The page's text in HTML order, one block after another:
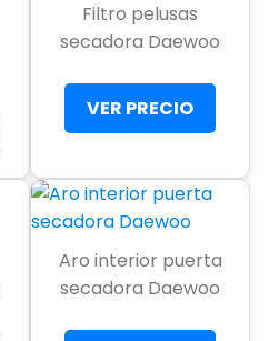
Filtro pelusas
secadora Daewoo
VER PRECIO
Aro interior puerta
secadora Daewoo